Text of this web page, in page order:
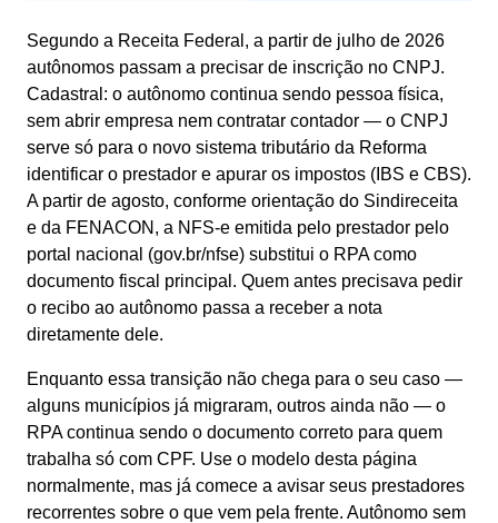
Segundo a Receita Federal, a partir de julho de 2026
autônomos passam a precisar de inscrição no CNPJ.
Cadastral: o autônomo continua sendo pessoa física,
sem abrir empresa nem contratar contador — o CNPJ
serve só para o novo sistema tributário da Reforma
identificar o prestador e apurar os impostos (IBS e CBS).
A partir de agosto, conforme orientação do Sindireceita
e da FENACON, a NFS-e emitida pelo prestador pelo
portal nacional (gov.br/nfse) substitui o RPA como
documento fiscal principal. Quem antes precisava pedir
o recibo ao autônomo passa a receber a nota
diretamente dele.
Enquanto essa transição não chega para o seu caso —
alguns municípios já migraram, outros ainda não — o
RPA continua sendo o documento correto para quem
trabalha só com CPF. Use o modelo desta página
normalmente, mas já comece a avisar seus prestadores
recorrentes sobre o que vem pela frente. Autônomo sem